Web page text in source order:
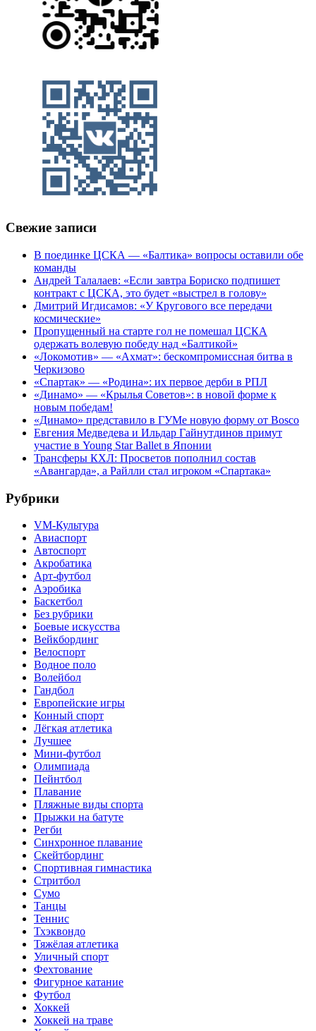
Свежие записи
В поединке ЦСКА — «Балтика» вопросы оставили обе
команды
Андрей Талалаев: «Если завтра Бориско подпишет
контракт с ЦСКА, это будет «выстрел в голову»
Дмитрий Игдисамов: «У Кругового все передачи
космические»
Пропущенный на старте гол не помешал ЦСКА
одержать волевую победу над «Балтикой»
«Локомотив» — «Ахмат»: бескомпромиссная битва в
Черкизово
«Спартак» — «Родина»: их первое дерби в РПЛ
«Динамо» — «Крылья Советов»: в новой форме к
новым победам!
«Динамо» представило в ГУМе новую форму от Bosco
Евгения Медведева и Ильдар Гайнутдинов примут
участие в Young Star Ballet в Японии
Трансферы КХЛ: Просветов пополнил состав
«Авангарда», а Райлли стал игроком «Спартака»
Рубрики
VM-Культура
Авиаспорт
Автоспорт
Акробатика
Арт-футбол
Аэробика
Баскетбол
Без рубрики
Боевые искусства
Вейкбординг
Велоспорт
Водное поло
Волейбол
Гандбол
Европейские игры
Конный спорт
Лёгкая атлетика
Лучшее
Мини-футбол
Олимпиада
Пейнтбол
Плавание
Пляжные виды спорта
Прыжки на батуте
Регби
Синхронное плавание
Скейтбординг
Спортивная гимнастика
Стритбол
Сумо
Танцы
Теннис
Тхэквондо
Тяжёлая атлетика
Уличный спорт
Фехтование
Фигурное катание
Футбол
Хоккей
Хоккей на траве